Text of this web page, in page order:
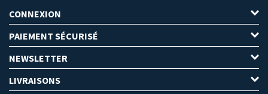
CONNEXION
PAIEMENT SÉCURISÉ
NEWSLETTER
LIVRAISONS